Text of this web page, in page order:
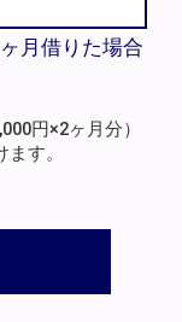
月借りた場合
円×2ヶ月分）
す。